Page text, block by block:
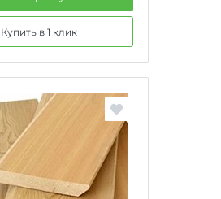
Купить в 1 клик